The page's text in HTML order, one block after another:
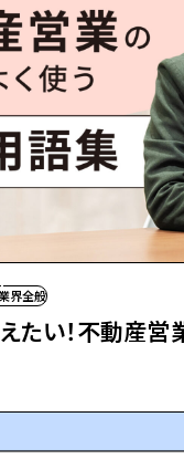
界全般
たい！不動産営